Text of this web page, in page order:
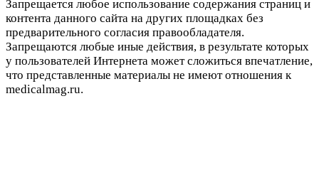
Запрещается любое использование содержания страниц и
контента данного сайта на других площадках без
предварительного согласия правообладателя.
Запрещаются любые иные действия, в результате которых
у пользователей Интернета может сложиться впечатление,
что представленные материалы не имеют отношения к
medicalmag.ru.